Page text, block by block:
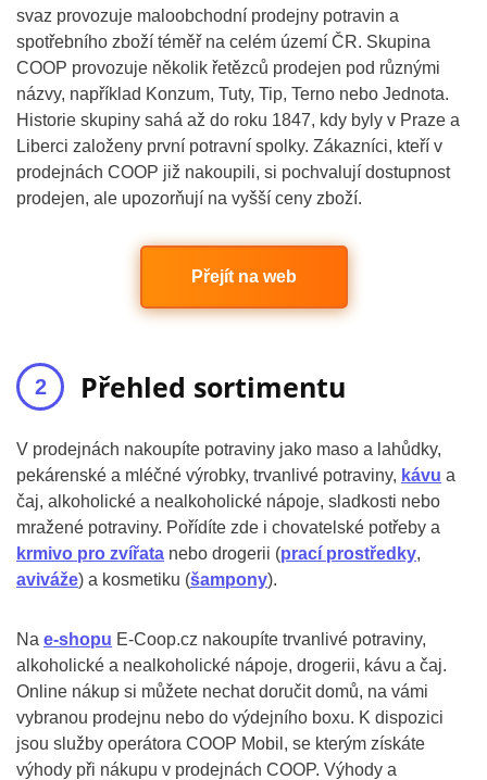
svaz provozuje maloobchodní prodejny potravin a
spotřebního zboží téměř na celém území ČR. Skupina
COOP provozuje několik řetězců prodejen pod různými
názvy, například Konzum, Tuty, Tip, Terno nebo Jednota.
Historie skupiny sahá až do roku 1847, kdy byly v Praze a
Liberci založeny první potravní spolky. Zákazníci, kteří v
prodejnách COOP již nakoupili, si pochvalují dostupnost
prodejen, ale upozorňují na vyšší ceny zboží.
Přejít na web
Přehled sortimentu
V prodejnách nakoupíte potraviny jako maso a lahůdky,
pekárenské a mléčné výrobky, trvanlivé potraviny, kávu a
čaj, alkoholické a nealkoholické nápoje, sladkosti nebo
mražené potraviny. Pořídíte zde i chovatelské potřeby a
krmivo pro zvířata nebo drogerii (prací prostředky,
aviváže) a kosmetiku (šampony).
Na e-shopu E-Coop.cz nakoupíte trvanlivé potraviny,
alkoholické a nealkoholické nápoje, drogerii, kávu a čaj.
Online nákup si můžete nechat doručit domů, na vámi
vybranou prodejnu nebo do výdejního boxu. K dispozici
jsou služby operátora COOP Mobil, se kterým získáte
výhody při nákupu v prodejnách COOP. Výhody a